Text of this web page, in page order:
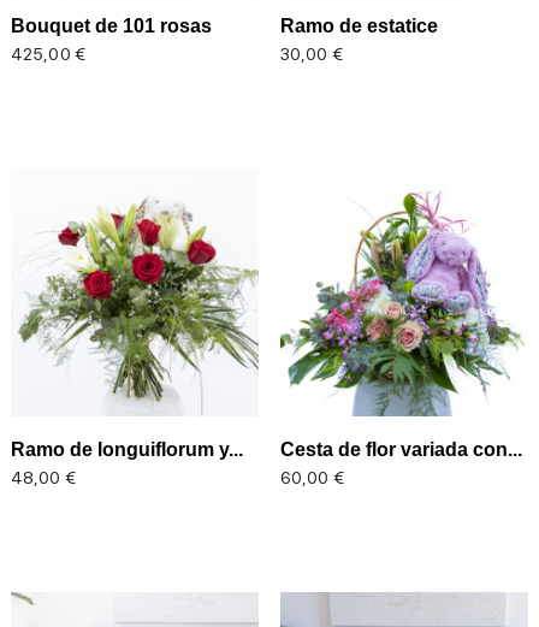
Bouquet de 101 rosas
Precio
425,00 €
Ramo de estatice
Precio
30,00 €
Ramo de longuiflorum y...
Precio
48,00 €
Cesta de flor variada con...
Precio
60,00 €